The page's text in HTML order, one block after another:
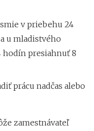
v priebehu 24
u mladistvého
hodín presiahnuť 8
prácu nadčas alebo
zamestnávateľ